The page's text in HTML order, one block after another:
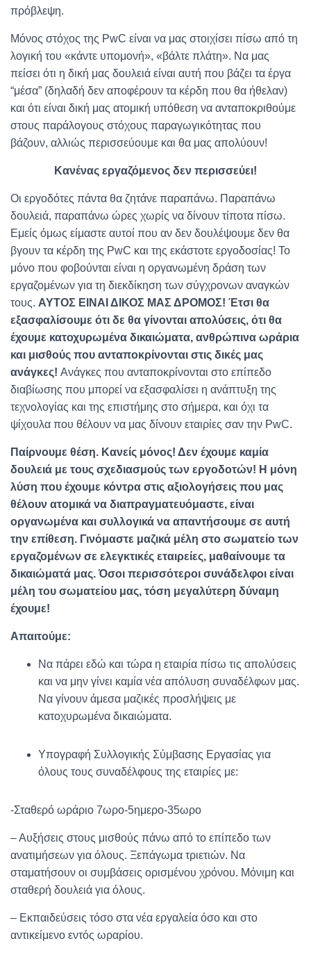
πρόβλεψη.
Μόνος στόχος της PwC είναι να μας στοιχίσει πίσω από τη
λογική του «κάντε υπομονή», «βάλτε πλάτη». Να μας
πείσει ότι η δική μας δουλειά είναι αυτή που βάζει τα έργα
“μέσα” (δηλαδή δεν αποφέρουν τα κέρδη που θα ήθελαν)
και ότι είναι δική μας ατομική υπόθεση να ανταποκριθούμε
στους παράλογους στόχους παραγωγικότητας που
βάζουν, αλλιώς περισσεύουμε και θα μας απολύουν!
Κανένας εργαζόμενος δεν περισσεύει!
Οι εργοδότες πάντα θα ζητάνε παραπάνω. Παραπάνω
δουλειά, παραπάνω ώρες χωρίς να δίνουν τίποτα πίσω.
Εμείς όμως είμαστε αυτοί που αν δεν δουλέψουμε δεν θα
βγουν τα κέρδη της PwC και της εκάστοτε εργοδοσίας! Το
μόνο που φοβούνται είναι η οργανωμένη δράση των
εργαζομένων για τη διεκδίκηση των σύγχρονων αναγκών
τους. ΑΥΤΟΣ ΕΙΝΑΙ ΔΙΚΟΣ ΜΑΣ ΔΡΟΜΟΣ! Έτσι θα
εξασφαλίσουμε ότι δε θα γίνονται απολύσεις, ότι θα
έχουμε κατοχυρωμένα δικαιώματα, ανθρώπινα ωράρια
και μισθούς που ανταποκρίνονται στις δικές μας
ανάγκες! Ανάγκες που ανταποκρίνονται στο επίπεδο
διαβίωσης που μπορεί να εξασφαλίσει η ανάπτυξη της
τεχνολογίας και της επιστήμης στο σήμερα, και όχι τα
ψίχουλα που θέλουν να μας δίνουν εταιρίες σαν την PwC.
Παίρνουμε θέση. Κανείς μόνος! Δεν έχουμε καμία
δουλειά με τους σχεδιασμούς των εργοδοτών! Η μόνη
λύση που έχουμε κόντρα στις αξιολογήσεις που μας
θέλουν ατομικά να διαπραγματευόμαστε, είναι
οργανωμένα και συλλογικά να απαντήσουμε σε αυτή
την επίθεση. Γινόμαστε μαζικά μέλη στο σωματείο των
εργαζομένων σε ελεγκτικές εταιρείες, μαθαίνουμε τα
δικαιώματά μας. Όσοι περισσότεροι συνάδελφοι είναι
μέλη του σωματείου μας, τόση μεγαλύτερη δύναμη
έχουμε!
Απαιτούμε:
Να πάρει εδώ και τώρα η εταιρία πίσω τις απολύσεις
και να μην γίνει καμία νέα απόλυση συναδέλφων μας.
Να γίνουν άμεσα μαζικές προσλήψεις με
κατοχυρωμένα δικαιώματα.
Υπογραφή Συλλογικής Σύμβασης Εργασίας για
όλους τους συναδέλφους της εταιρίες με:
-Σταθερό ωράριο 7ωρο-5ημερο-35ωρο
– Αυξήσεις στους μισθούς πάνω από το επίπεδο των
ανατιμήσεων για όλους. Ξεπάγωμα τριετιών. Να
σταματήσουν οι συμβάσεις ορισμένου χρόνου. Μόνιμη και
σταθερή δουλειά για όλους.
– Εκπαιδεύσεις τόσο στα νέα εργαλεία όσο και στο
αντικείμενο εντός ωραρίου.